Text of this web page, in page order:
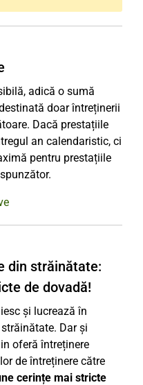
adică o sumă
doar întreținerii
Dacă prestațiile
an calendaristic, ci
pentru prestațiile
din străinătate:
de dovadă!
și lucrează în
Dar și
oferă întreținere
de întreținere către
cerințe mai stricte